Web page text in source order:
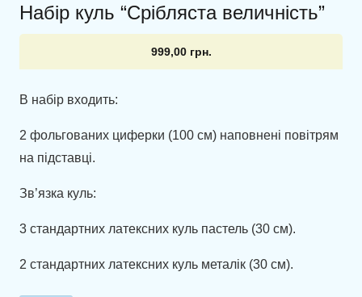
Набір куль “Срібляста величність”
999,00 грн.
В набір входить:
2 фольгованих циферки (100 см) наповнені повітрям
на підставці.
Зв’язка куль:
3 стандартних латексних куль пастель (30 см).
2 стандартних латексних куль металік (30 см).